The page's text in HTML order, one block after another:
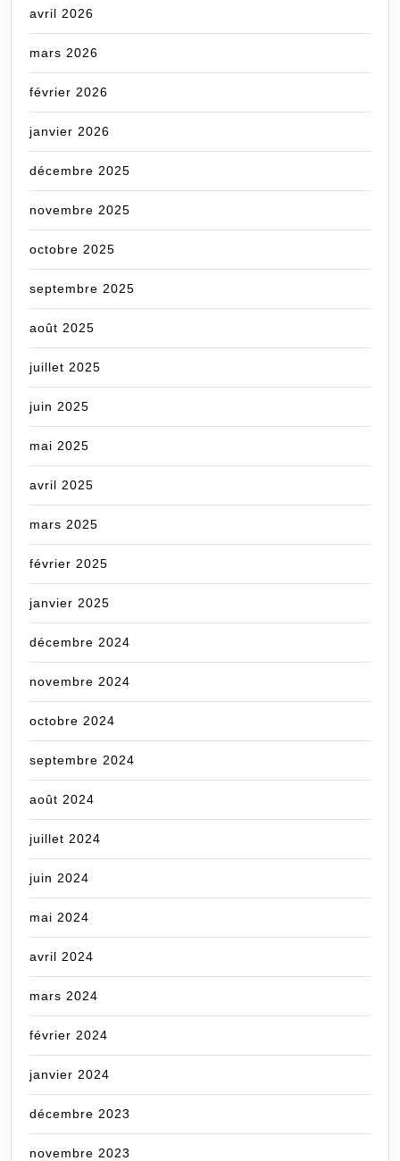
avril 2026
mars 2026
février 2026
janvier 2026
décembre 2025
novembre 2025
octobre 2025
septembre 2025
août 2025
juillet 2025
juin 2025
mai 2025
avril 2025
mars 2025
février 2025
janvier 2025
décembre 2024
novembre 2024
octobre 2024
septembre 2024
août 2024
juillet 2024
juin 2024
mai 2024
avril 2024
mars 2024
février 2024
janvier 2024
décembre 2023
novembre 2023